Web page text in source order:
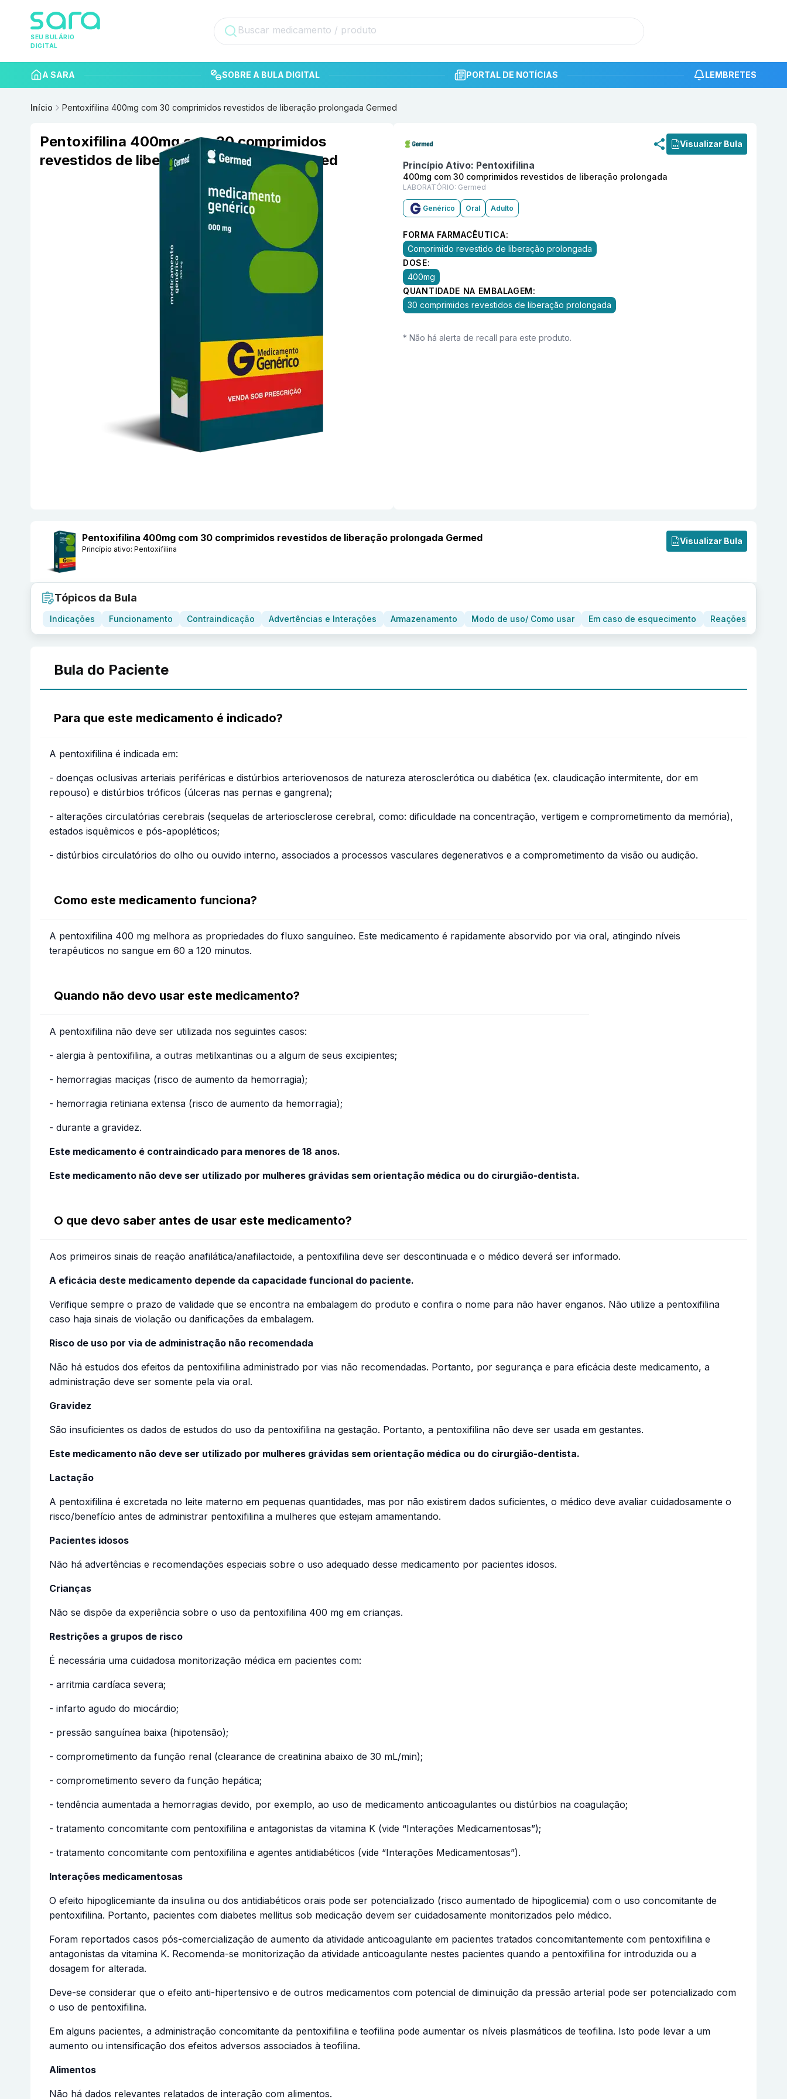
SEU BULÁRIO
DIGITAL
A SARA SOBRE A BULA DIGITAL PORTAL DE NOTÍCIAS LEMBRETES
Início Pentoxifilina 400mg com 30 comprimidos revestidos de liberação prolongada Germed
Pentoxifilina 400mg com 30 comprimidos
revestidos de liberação prolongada Germed
Visualizar Bula
Princípio Ativo: Pentoxifilina
400mg com 30 comprimidos revestidos de liberação prolongada
LABORATÓRIO: Germed
Genérico Oral Adulto
FORMA FARMACÊUTICA:
Comprimido revestido de liberação prolongada
DOSE:
400mg
QUANTIDADE NA EMBALAGEM:
30 comprimidos revestidos de liberação prolongada
* Não há alerta de recall para este produto.
Pentoxifilina 400mg com 30 comprimidos revestidos de liberação prolongada Germed
Princípio ativo: Pentoxifilina
Visualizar Bula
Tópicos da Bula
Indicações Funcionamento Contraindicação Advertências e Interações Armazenamento Modo de uso/ Como usar Em caso de esquecimento Reações adversas
Bula do Paciente
Para que este medicamento é indicado?
A pentoxifilina é indicada em:
- doenças oclusivas arteriais periféricas e distúrbios arteriovenosos de natureza aterosclerótica ou diabética (ex. claudicação intermitente, dor em
repouso) e distúrbios tróficos (úlceras nas pernas e gangrena);
- alterações circulatórias cerebrais (sequelas de arteriosclerose cerebral, como: dificuldade na concentração, vertigem e comprometimento da memória),
estados isquêmicos e pós-apopléticos;
- distúrbios circulatórios do olho ou ouvido interno, associados a processos vasculares degenerativos e a comprometimento da visão ou audição.
Como este medicamento funciona?
A pentoxifilina 400 mg melhora as propriedades do fluxo sanguíneo. Este medicamento é rapidamente absorvido por via oral, atingindo níveis
terapêuticos no sangue em 60 a 120 minutos.
Quando não devo usar este medicamento?
A pentoxifilina não deve ser utilizada nos seguintes casos:
- alergia à pentoxifilina, a outras metilxantinas ou a algum de seus excipientes;
- hemorragias maciças (risco de aumento da hemorragia);
- hemorragia retiniana extensa (risco de aumento da hemorragia);
- durante a gravidez.
Este medicamento é contraindicado para menores de 18 anos.
Este medicamento não deve ser utilizado por mulheres grávidas sem orientação médica ou do cirurgião-dentista.
O que devo saber antes de usar este medicamento?
Aos primeiros sinais de reação anafilática/anafilactoide, a pentoxifilina deve ser descontinuada e o médico deverá ser informado.
A eficácia deste medicamento depende da capacidade funcional do paciente.
Verifique sempre o prazo de validade que se encontra na embalagem do produto e confira o nome para não haver enganos. Não utilize a pentoxifilina
caso haja sinais de violação ou danificações da embalagem.
Risco de uso por via de administração não recomendada
Não há estudos dos efeitos da pentoxifilina administrado por vias não recomendadas. Portanto, por segurança e para eficácia deste medicamento, a
administração deve ser somente pela via oral.
Gravidez
São insuficientes os dados de estudos do uso da pentoxifilina na gestação. Portanto, a pentoxifilina não deve ser usada em gestantes.
Este medicamento não deve ser utilizado por mulheres grávidas sem orientação médica ou do cirurgião-dentista.
Lactação
A pentoxifilina é excretada no leite materno em pequenas quantidades, mas por não existirem dados suficientes, o médico deve avaliar cuidadosamente o
risco/benefício antes de administrar pentoxifilina a mulheres que estejam amamentando.
Pacientes idosos
Não há advertências e recomendações especiais sobre o uso adequado desse medicamento por pacientes idosos.
Crianças
Não se dispõe da experiência sobre o uso da pentoxifilina 400 mg em crianças.
Restrições a grupos de risco
É necessária uma cuidadosa monitorização médica em pacientes com:
- arritmia cardíaca severa;
- infarto agudo do miocárdio;
- pressão sanguínea baixa (hipotensão);
- comprometimento da função renal (clearance de creatinina abaixo de 30 mL/min);
- comprometimento severo da função hepática;
- tendência aumentada a hemorragias devido, por exemplo, ao uso de medicamento anticoagulantes ou distúrbios na coagulação;
- tratamento concomitante com pentoxifilina e antagonistas da vitamina K (vide “Interações Medicamentosas”);
- tratamento concomitante com pentoxifilina e agentes antidiabéticos (vide “Interações Medicamentosas”).
Interações medicamentosas
O efeito hipoglicemiante da insulina ou dos antidiabéticos orais pode ser potencializado (risco aumentado de hipoglicemia) com o uso concomitante de
pentoxifilina. Portanto, pacientes com diabetes mellitus sob medicação devem ser cuidadosamente monitorizados pelo médico.
Foram reportados casos pós-comercialização de aumento da atividade anticoagulante em pacientes tratados concomitantemente com pentoxifilina e
antagonistas da vitamina K. Recomenda-se monitorização da atividade anticoagulante nestes pacientes quando a pentoxifilina for introduzida ou a
dosagem for alterada.
Deve-se considerar que o efeito anti-hipertensivo e de outros medicamentos com potencial de diminuição da pressão arterial pode ser potencializado com
o uso de pentoxifilina.
Em alguns pacientes, a administração concomitante da pentoxifilina e teofilina pode aumentar os níveis plasmáticos de teofilina. Isto pode levar a um
aumento ou intensificação dos efeitos adversos associados à teofilina.
Alimentos
Não há dados relevantes relatados de interação com alimentos.